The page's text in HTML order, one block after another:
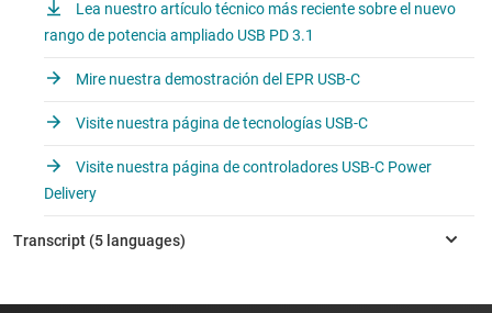
Lea nuestro artículo técnico más reciente sobre el nuevo
rango de potencia ampliado USB PD 3.1
Mire nuestra demostración del EPR USB-C
Visite nuestra página de tecnologías USB-C
Visite nuestra página de controladores USB-C Power
Delivery